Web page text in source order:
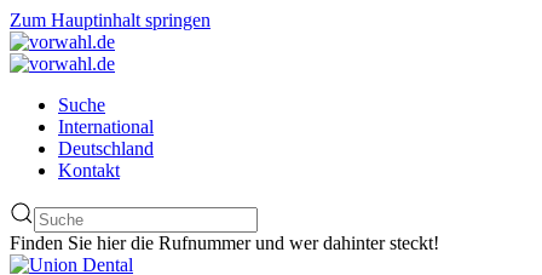
Zum Hauptinhalt springen
Suche
International
Deutschland
Kontakt
Finden Sie hier die Rufnummer und wer dahinter steckt!